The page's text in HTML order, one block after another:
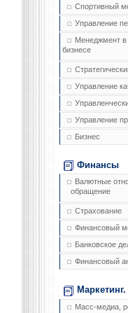
Спортивный
Управление
Менеджмент в
бизнесе
Управление
Управление
Бизнес
Финансы
Валютные
обращение
Страхование
Финансовый
Банковское
Финансовый
Масс-медиа,